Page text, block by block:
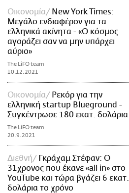
Οικονομία
New York Times:
Μεγάλο ενδιαφέρον για τα
ελληνικά ακίνητα - «Ο κόσμος
αγοράζει σαν να μην υπάρχει
αύριο»
The LiFO team
10.12.2021
Οικονομία
Ρεκόρ για την
ελληνική startup Blueground -
Συγκέντρωσε 180 εκατ. δολάρια
The LiFO team
20.9.2021
Διεθνή
Γκράχαμ Στέφαν: O
31χρονος που έκανε «all in» στο
YouTube και τώρα βγάζει 6 εκατ.
δολάρια το χρόνο